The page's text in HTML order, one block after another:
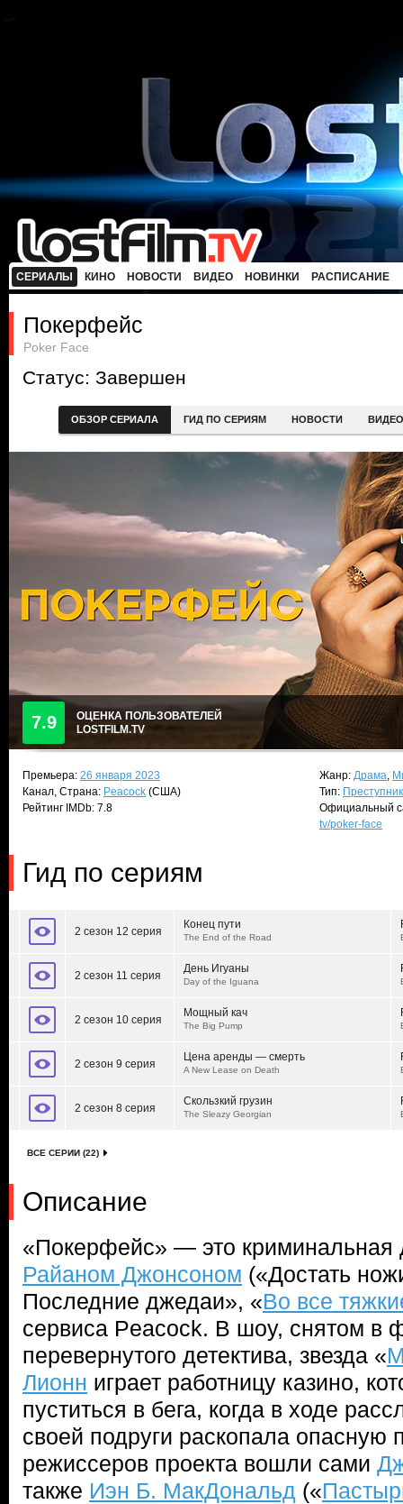
СЕРИАЛЫ КИНО НОВОСТИ ВИДЕО НОВИНКИ РАСПИСАНИЕ
Покерфейс
Poker Face
Статус: Завершен
ОБЗОР СЕРИАЛА ГИД ПО СЕРИЯМ НОВОСТИ ВИДЕО
7.9
ОЦЕНКА ПОЛЬЗОВАТЕЛЕЙ
LOSTFILM.TV
Премьера: 26 января 2023
Канал, Страна: Peacock (США)
Рейтинг IMDb: 7.8
Жанр: Драма,
Тип:
Официальный
tv/poker-face
Гид по сериям
2 сезон 12 серия
Конец пути
The End of the Road
2 сезон 11 серия
День Игуаны
Day of the Iguana
2 сезон 10 серия
Мощный кач
The Big Pump
2 сезон 9 серия
Цена аренды — смерть
A New Lease on Death
2 сезон 8 серия
Скользкий грузин
The Sleazy Georgian
ВСЕ СЕРИИ (22)
Описание
«Покерфейс» — это криминальная
Райаном Джонсоном («Достать
Последние джедаи», «Во все
сервиса Peacock. В шоу, снятом в
перевернутого детектива, звезда «
Лионн играет работницу казино,
пуститься в бега, когда в ходе
своей подруги раскопала опасную
режиссеров проекта вошли сами
также Иэн Б. МакДональд («